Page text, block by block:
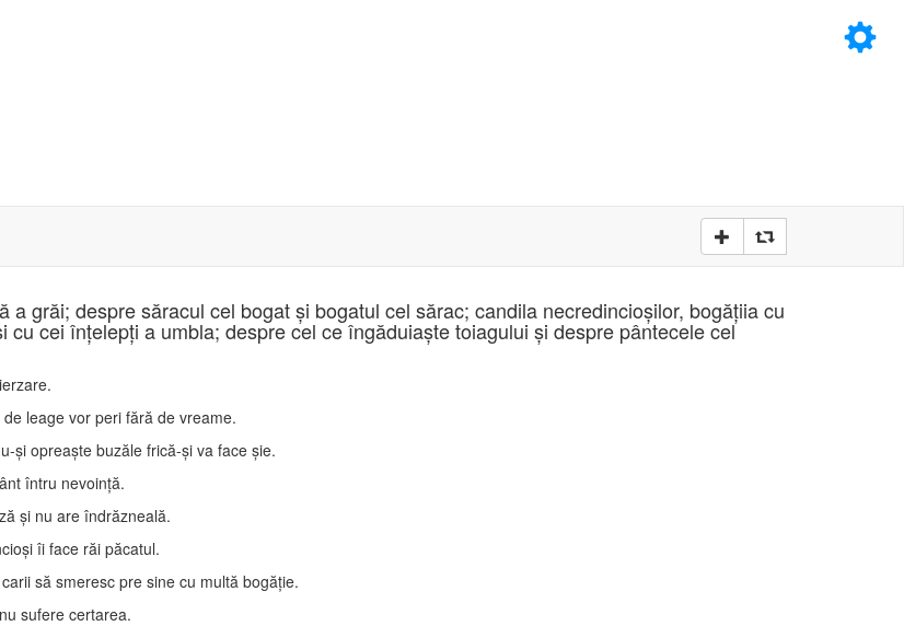
×
grăi; despre săracul cel bogat şi bogatul cel sărac; candila necredincioşilor, bogăţiia cu
cei înţelepţi a umbla; despre cel ce îngăduiaşte toiagului şi despre pântecele cel
leage vor peri fără de vreame.
şi opreaşte buzăle frică-şi va face şie.
întru nevoinţă.
şi nu are îndrăzneală.
îi face răi păcatul.
să smeresc pre sine cu multă bogăţie.
sufere certarea.